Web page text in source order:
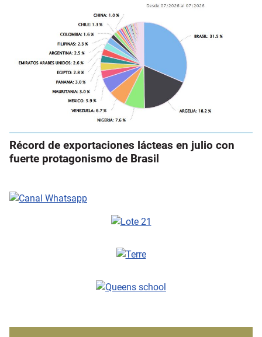
Récord de exportaciones lácteas en julio con
fuerte protagonismo de Brasil